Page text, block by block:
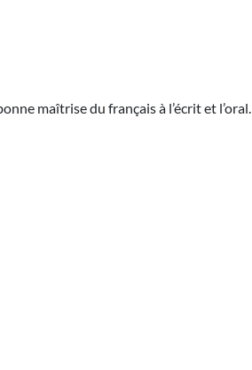
maîtrise du français à l’écrit et l’oral.